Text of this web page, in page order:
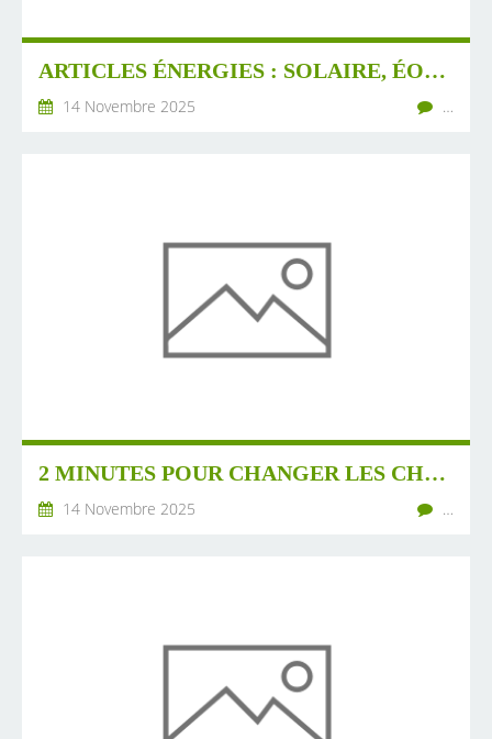
ARTICLES ÉNERGIES : SOLAIRE, ÉOLIEN, TÉLÉPHÉRIQUE, CARGO, ETC.
14 Novembre 2025 …
2 MINUTES POUR CHANGER LES CHOSES.
14 Novembre 2025 …